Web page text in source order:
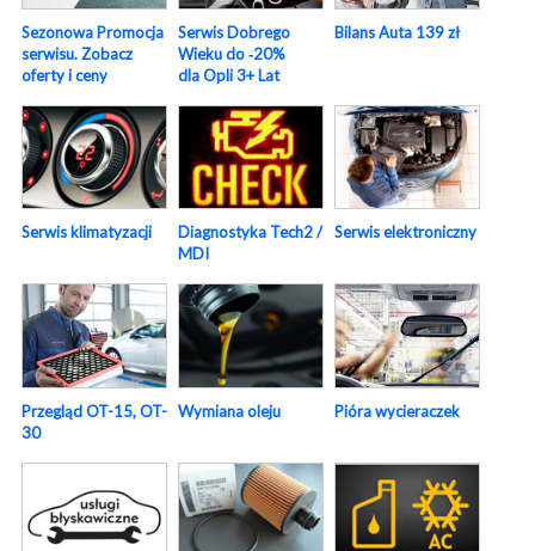
Sezonowa Promocja
serwisu. Zobacz
oferty i ceny
Serwis Dobrego
Wieku do ‑20%
dla Opli 3+ Lat
Bilans Auta 139 zł
Serwis klimatyzacji
Diagnostyka Tech2 /
MDI
Serwis elektroniczny
Przegląd OT-15, OT-
30
Wymiana oleju Pióra wycieraczek